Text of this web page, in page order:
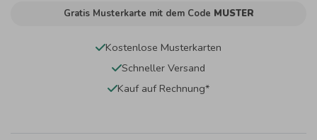
Gratis Musterkarte mit dem Code MUSTER
Kostenlose Musterkarten
Schneller Versand
Kauf auf Rechnung*